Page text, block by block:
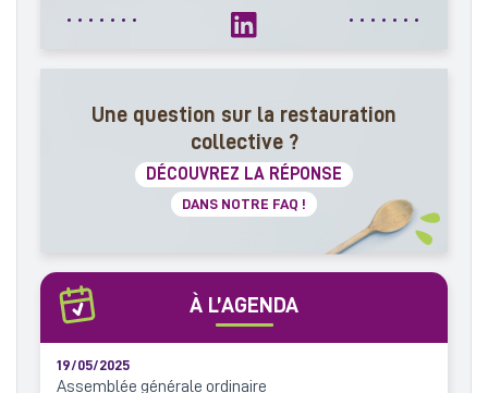
Une question sur la restauration
collective ?
DÉCOUVREZ LA RÉPONSE
DANS NOTRE FAQ !
À L’AGENDA
19/05/2025
Assemblée générale ordinaire